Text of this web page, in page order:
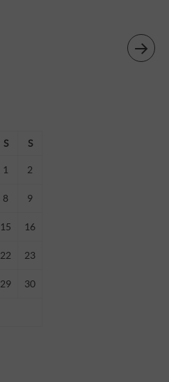
S S
1 2
8 9
15 16
22 23
29 30